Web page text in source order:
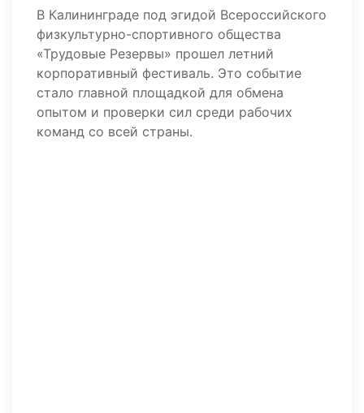
В Калининграде под эгидой Всероссийского
физкультурно-спортивного общества
«Трудовые Резервы» прошел летний
корпоративный фестиваль. Это событие
стало главной площадкой для обмена
опытом и проверки сил среди рабочих
команд со всей страны.